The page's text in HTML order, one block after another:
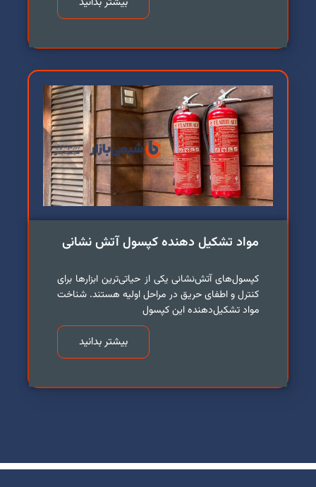
مواد تشکیل دهنده کپسول آتش نشانی
کپسول‌های آتش‌نشانی یکی از حیاتی‌ترین ابزارها برای
کنترل و اطفای حریق در مراحل اولیه هستند. شناخت
مواد تشکیل‌دهنده این کپسول
بیشتر بدانید